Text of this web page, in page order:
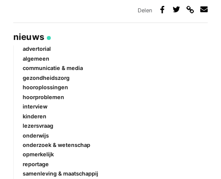
Delen
nieuws
advertorial
algemeen
communicatie & media
gezondheidszorg
hooroplossingen
hoorproblemen
interview
kinderen
lezersvraag
onderwijs
onderzoek & wetenschap
opmerkelijk
reportage
samenleving & maatschappij